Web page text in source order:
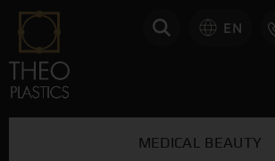
EN
MEDICAL BEAUTY